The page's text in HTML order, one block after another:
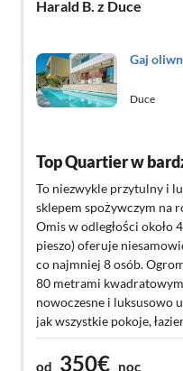
Harald B. z Duce
Gaj
Duce
To niezwykle przytulny i
sklepem spożywczym na
Omis w odległości około
pieszo) oferuje
co najmniej 8 osób.
80 metrami
nowoczesne i luksusowo
jak wszystkie pokoje,
Wysokie położenie z
morze, bardzo duży taras
od 350€ noc